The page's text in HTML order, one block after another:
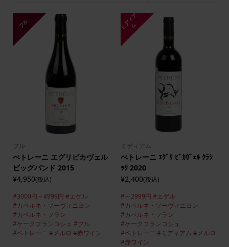
フル
フル
ぺトレーニ エグリビカヴェル
ビッグバンド 2015
¥4,950(税込)
#3000円～4999円 #エゲル
#カベルネ・ソーヴィニヨン
#カベルネ・フラン
#ケークフランコシュ #フル
#ペトレーニ #メルロ #赤ワイン
ミ
デ
ィ
ア
ム
ミディアム
ぺトレーニ ｴｸﾞﾘ ﾋﾞｶｳﾞｪﾙ ｸﾗｼ
ｯｸ 2020
¥2,400(税込)
#～2999円 #エゲル
#カベルネ・ソーヴィニヨン
#カベルネ・フラン
#ケークフランコシュ
#ペトレーニ #ミディアム #メルロ
#赤ワイン